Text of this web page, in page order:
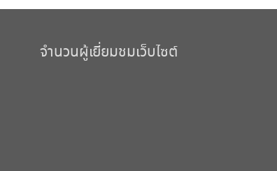
จำนวนผู้เยี่ยมชมเว็บไซต์